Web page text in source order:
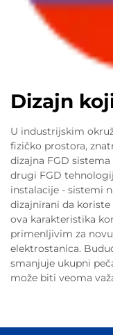
Dizajn
U industrijskim
fizičko prostora,
dizajna FGD
drugi FGD
instalacije - sistemi
dizajnirani da
ova karakteristika
primenljivim za
elektrostanica.
smanjuje ukupni
može biti veoma